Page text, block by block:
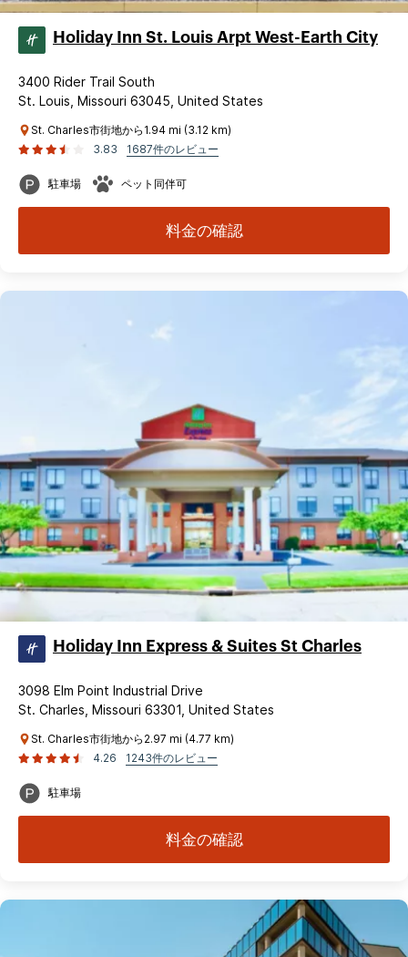
Holiday Inn St. Louis Arpt West-Earth City
3400 Rider Trail South
St. Louis, Missouri 63045, United States
St. Charles市街地から1.94 mi (3.12 km)
3.83
1687件のレビュー
駐車場 ペット同伴可
料金の確認
Holiday Inn Express & Suites St Charles
3098 Elm Point Industrial Drive
St. Charles, Missouri 63301, United States
St. Charles市街地から2.97 mi (4.77 km)
4.26
1243件のレビュー
駐車場
料金の確認